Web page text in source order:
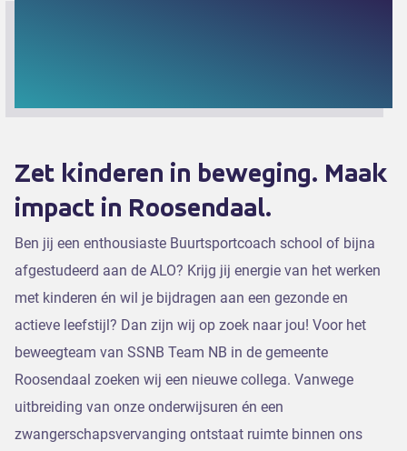
Zet kinderen in beweging. Maak
impact in Roosendaal.
Ben jij een enthousiaste Buurtsportcoach school of bijna
afgestudeerd aan de ALO? Krijg jij energie van het werken
met kinderen én wil je bijdragen aan een gezonde en
actieve leefstijl? Dan zijn wij op zoek naar jou! Voor het
beweegteam van SSNB Team NB in de gemeente
Roosendaal zoeken wij een nieuwe collega. Vanwege
uitbreiding van onze onderwijsuren én een
zwangerschapsvervanging ontstaat ruimte binnen ons